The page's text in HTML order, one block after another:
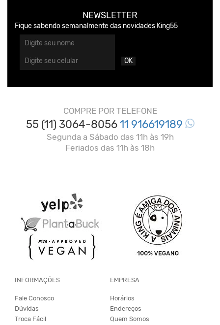
NEWSLETTER
Fique sabendo semanalmente das novidades King55
OK
COMPRE POR TELEFONE
55 (11) 3064-805611 916619189
Segunda a Sábado das 11h às 19h
Feriados das 11h às 18h
INFORMAÇÕES
Fale Conosco
Dúvidas
Troca Fácil
EMPRESA
Horários
Endereços
Quem Somos